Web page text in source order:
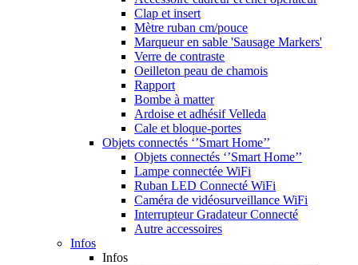
Clap et insert
Mètre ruban cm/pouce
Marqueur en sable 'Sausage Markers'
Verre de contraste
Oeilleton peau de chamois
Rapport
Bombe à matter
Ardoise et adhésif Velleda
Cale et bloque-portes
Objets connectés ‘’Smart Home’’
Objets connectés ‘’Smart Home’’
Lampe connectée WiFi
Ruban LED Connecté WiFi
Caméra de vidéosurveillance WiFi
Interrupteur Gradateur Connecté
Autre accessoires
Infos
Infos